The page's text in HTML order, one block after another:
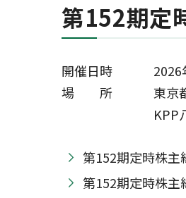
第152期定
開催日時 2026年
場 所 東京都中
KPP八重洲ビ
第152期定時株主
第152期定時株主